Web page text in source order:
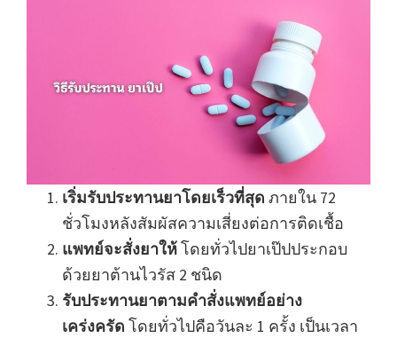
เริ่มรับประทานยาโดยเร็วที่สุด ภายใน 72
ชั่วโมงหลังสัมผัสความเสี่ยงต่อการติดเชื้อ
แพทย์จะสั่งยาให้โดยทั่วไปยาเป๊ปประกอบ
ด้วยยาต้านไวรัส 2 ชนิด
รับประทานยาตามคำสั่งแพทย์อย่าง
เคร่งครัด โดยทั่วไปคือวันละ 1 ครั้ง เป็นเวลา